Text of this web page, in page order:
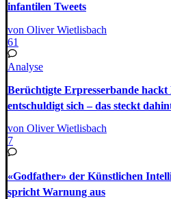
infantilen Tweets
von Oliver Wietlisbach
61
Analyse
Berüchtigte Erpresserbande
entschuldigt sich – das steckt
von Oliver Wietlisbach
7
«Godfather» der Künstlichen
spricht Warnung aus